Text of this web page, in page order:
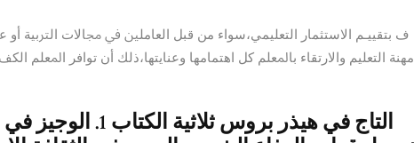
ف ﺑﺘﻘﻴﻴـﻢ اﻻﺳﺘﺜﻤﺎر اﻟﺘﻌﻠﻴﻤﻲ،ﺳﻮاء ﻣﻦ ﻗﺒﻞ اﻟﻌﺎﻣﻠﲔ ﰲ ﳎﺎﻻت اﻟﱰﺑﻴﺔ أو
ﻣﻬﻨﺔ اﻟﺘﻌﻠﻴﻢ واﻻرﺗﻘﺎء ﺑﺎﳌﻌﻠﻢ ﻛﻞ اﻫﺘﻤﺎﻣﻬﺎ وﻋﻨﺎﻳﺘﻬﺎ،ذﻟﻚ أن ﺗﻮاﻓﺮ
التاج في هيذر بروس